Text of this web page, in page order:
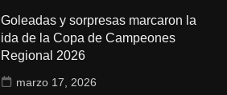
Goleadas y sorpresas marcaron la
ida de la Copa de Campeones
Regional 2026
marzo 17, 2026